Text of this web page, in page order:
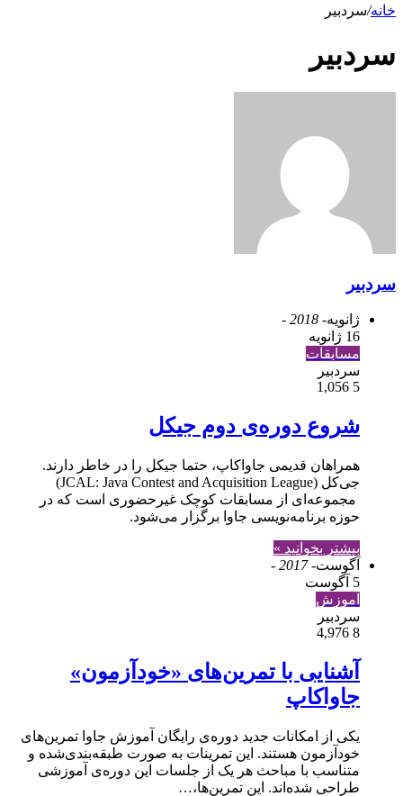
خانه/سردبیر
سردبیر
سردبیر
ژانویه- 2018 -
16 ژانویه
مسابقات
سردبیر
5
شروع دوره‌ی دوم جی‎کل
همراهان قدیمی جاواکاپ، حتما جی‎کل را در خاطر دارند.
جی‌کل (JCAL: Java Contest and Acquisition League)
مجموعه‌ای از مسابقات کوچک غیرحضوری است که در
حوزه برنامه‌نویسی جاوا برگزار می‌شود.
بیشتر بخوانید »
آگوست- 2017 -
5 آگوست
آموزش
سردبیر
8
آشنایی با تمرین‌های «خودآزمون»
جاواکاپ
یکی از امکانات جدید دوره‌ی رایگان آموزش جاوا تمرین‌های
خودآزمون هستند. این تمرینات به صورت طبقه‌بندی‌شده و
متناسب با مباحث هر یک از جلسات این دوره‌ی آموزشی
طراحی شده‌اند. این تمرین‌ها،…